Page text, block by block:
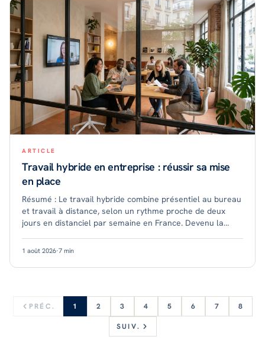
ARTICLE
Travail hybride en entreprise : réussir sa mise
en place
Résumé : Le travail hybride combine présentiel au bureau
et travail à distance, selon un rythme proche de deux
jours en distanciel par semaine en France. Devenu la
1 août 2026·7 min
PRÉC. 1 2 3 4 5 6 7 8
SUIV.